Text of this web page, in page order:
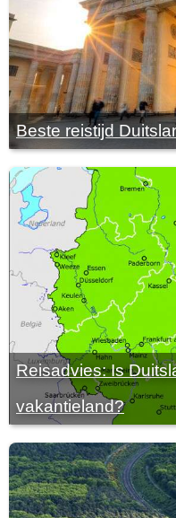
Beste reistijd
Reisadvies: Is
vakantieland?